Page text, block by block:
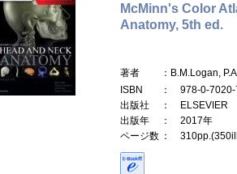
McMinn's Color
Anatomy, 5th ed.
著者
：B.M.Logan,
ISBN
： 978-0-7020-
出版社
： ELSEVIER
出版年
： 2017年
ページ数 ：